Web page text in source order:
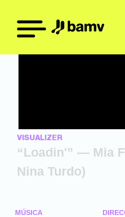
VISUALIZER
“Loadin'” — Mia
Nina Turdo)
MÚSICA